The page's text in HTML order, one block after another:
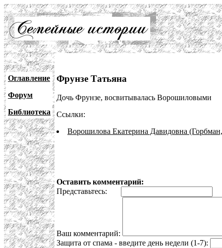
Оглавление
Форум
Библиотека
Фрунзе Татьяна
Дочь Фрунзе, восвитывалась Ворошиловыми
Ссылки:
Ворошилова Екатерина Давидовна
Оставить комментарий:
Представьтесь:
Ваш комментарий:
Защита от спама - введите день недели (1-7):